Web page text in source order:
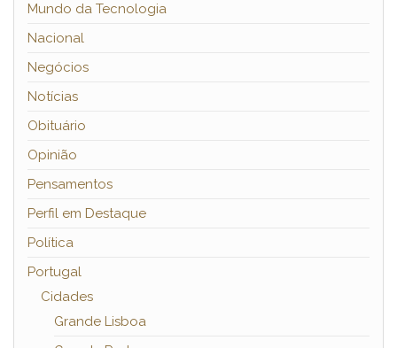
Mundo da Tecnologia
Nacional
Negócios
Notícias
Obituário
Opinião
Pensamentos
Perfil em Destaque
Política
Portugal
Cidades
Grande Lisboa